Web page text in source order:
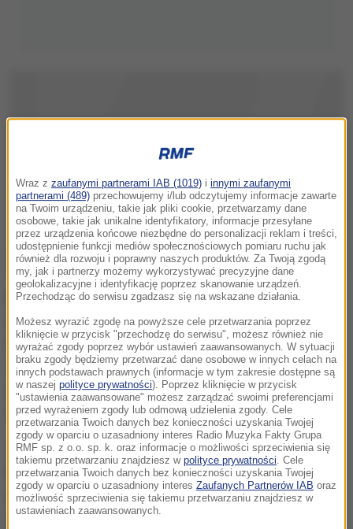
Materiały będą udostępniane w postaci kopii
elektronicznych w czytelni Instytutu Pamięci
Narodowej przy ul. Kłobuckiej 21 w Warszawie.
Zgodnie z art. 36 ustawy o IPN dokumenty będą
udostępniane w celu prowadzenia badań naukowych
oraz w celach dziennikarskich.
Jak podaje IPN, w zbiorze udostępnionych zdjęć są
fotografie stanowiące dokumentację m.in. spotkań
w willi Ministerstwa Spraw Wewnętrznych przy ul.
Zawrat w Warszawie oraz w Ośrodku
Wraz z zaufanymi partnerami IAB (1019) i innymi zaufanymi
partnerami (489) przechowujemy i/lub odczytujemy informacje zawarte
na Twoim urządzeniu, takie jak pliki cookie, przetwarzamy dane
osobowe, takie jak unikalne identyfikatory, informacje przesyłane
przez urządzenia końcowe niezbędne do personalizacji reklam i treści,
udostępnienie funkcji mediów społecznościowych pomiaru ruchu jak
również dla rozwoju i poprawny naszych produktów. Za Twoją zgodą
my, jak i partnerzy możemy wykorzystywać precyzyjne dane
geolokalizacyjne i identyfikację poprzez skanowanie urządzeń.
Przechodząc do serwisu zgadzasz się na wskazane działania.
Możesz wyrazić zgodę na powyższe cele przetwarzania poprzez
kliknięcie w przycisk "przechodzę do serwisu", możesz również nie
wyrażać zgody poprzez wybór ustawień zaawansowanych. W sytuacji
braku zgody będziemy przetwarzać dane osobowe w innych celach na
innych podstawach prawnych (informacje w tym zakresie dostępne są
w naszej polityce prywatności). Poprzez kliknięcie w przycisk
"ustawienia zaawansowane" możesz zarządzać swoimi preferencjami
przed wyrażeniem zgody lub odmową udzielenia zgody. Cele
przetwarzania Twoich danych bez konieczności uzyskania Twojej
zgody w oparciu o uzasadniony interes Radio Muzyka Fakty Grupa
RMF sp. z o.o. sp. k. oraz informacje o możliwości sprzeciwienia się
takiemu przetwarzaniu znajdziesz w polityce prywatności . Cele
przetwarzania Twoich danych bez konieczności uzyskania Twojej
zgody w oparciu o uzasadniony interes Zaufanych Partnerów IAB oraz
możliwość sprzeciwienia się takiemu przetwarzaniu znajdziesz w
ustawieniach zaawansowanych.